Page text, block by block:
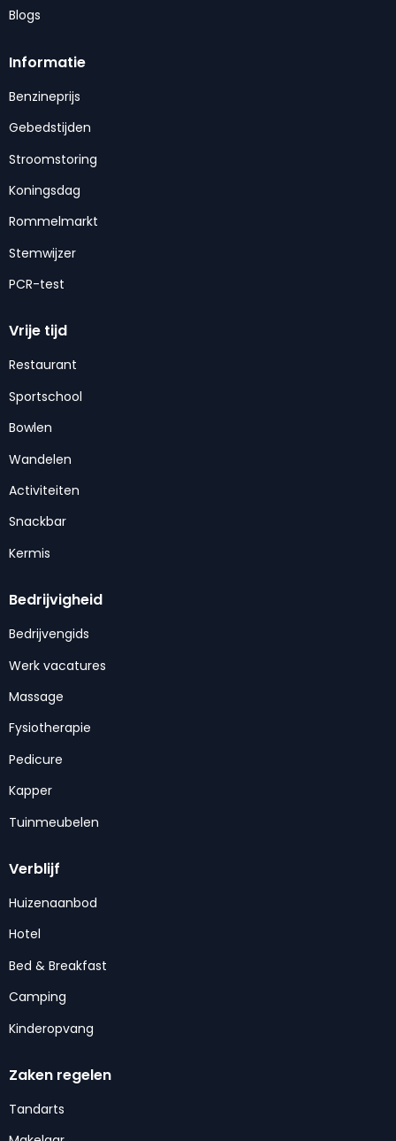
Blogs
Informatie
Benzineprijs
Gebedstijden
Stroomstoring
Koningsdag
Rommelmarkt
Stemwijzer
PCR-test
Vrije tijd
Restaurant
Sportschool
Bowlen
Wandelen
Activiteiten
Snackbar
Kermis
Bedrijvigheid
Bedrijvengids
Werk vacatures
Massage
Fysiotherapie
Pedicure
Kapper
Tuinmeubelen
Verblijf
Huizenaanbod
Hotel
Bed & Breakfast
Camping
Kinderopvang
Zaken regelen
Tandarts